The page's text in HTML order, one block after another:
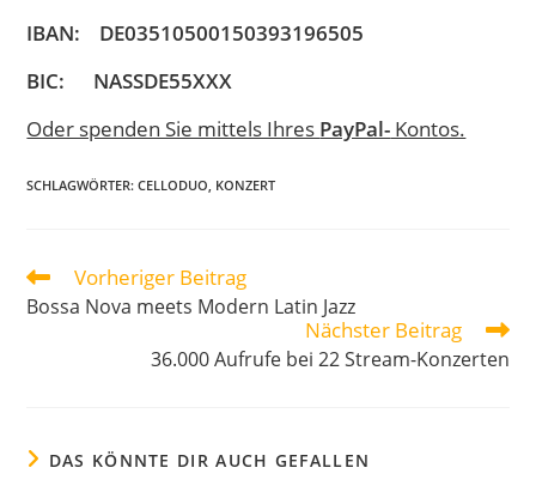
IBAN: DE03510500150393196505
BIC: NASSDE55XXX
Oder spenden Sie mittels Ihres PayPal- Kontos.
SCHLAGWÖRTER:CELLODUO KONZERT
Vorheriger Beitrag
Bossa Nova meets Modern Latin Jazz
Nächster Beitrag
36.000 Aufrufe bei 22 Stream-Konzerten
DAS KÖNNTE DIR AUCH GEFALLEN